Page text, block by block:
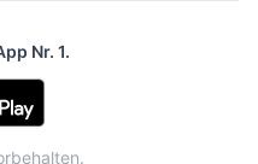
Nr. 1.